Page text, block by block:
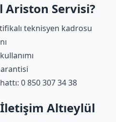
Ariston Servisi?
teknisyen kadrosu
0 850 307 34 38
Altıeylül